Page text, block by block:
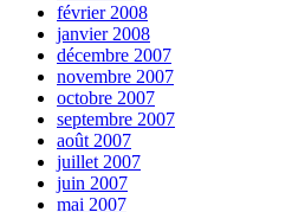
février 2008
janvier 2008
décembre 2007
novembre 2007
octobre 2007
septembre 2007
août 2007
juillet 2007
juin 2007
mai 2007